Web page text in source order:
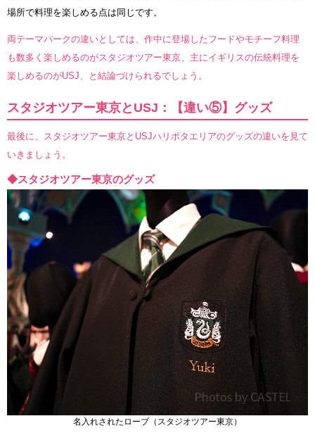
場所で料理を楽しめる点は同じです。
両テーマパークの違いとしては、作中に登場したフードやモチーフ料理
も数多く楽しめるのがスタジオツアー東京、主にイギリスの伝統料理を
楽しめるのがUSJ、と結論づけられるでしょう。
スタジオツアー東京とUSJ：【違い⑤】グッズ
最後に、スタジオツアー東京とUSJハリポタエリアのグッズの違いを見て
いきましょう。
◆スタジオツアー東京のグッズ
名入れされたローブ（スタジオツアー東京）